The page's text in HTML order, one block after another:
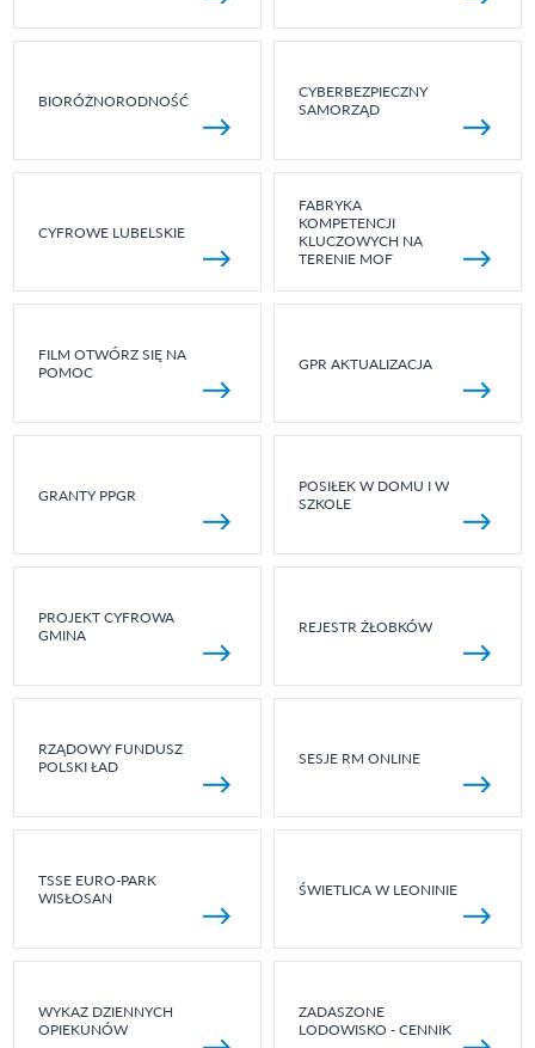
BIORÓŻNORODNOŚĆ
CYBERBEZPIECZNY
SAMORZĄD
CYFROWE LUBELSKIE
FABRYKA
KOMPETENCJI
KLUCZOWYCH NA
TERENIE MOF
FILM OTWÓRZ SIĘ NA
POMOC
GPR AKTUALIZACJA
GRANTY PPGR
POSIŁEK W DOMU I W
SZKOLE
PROJEKT CYFROWA
GMINA
REJESTR ŻŁOBKÓW
RZĄDOWY FUNDUSZ
POLSKI ŁAD
SESJE RM ONLINE
TSSE EURO-PARK
WISŁOSAN
ŚWIETLICA W LEONINIE
WYKAZ DZIENNYCH
OPIEKUNÓW
ZADASZONE
LODOWISKO - CENNIK